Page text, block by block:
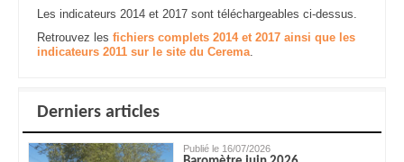
Les indicateurs 2014 et 2017 sont téléchargeables ci-dessus.
Retrouvez les fichiers complets 2014 et 2017 ainsi que les
indicateurs 2011 sur le site du Cerema.
Derniers articles
Publié le 16/07/2026